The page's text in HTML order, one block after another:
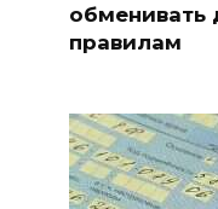
обменивать
правилам